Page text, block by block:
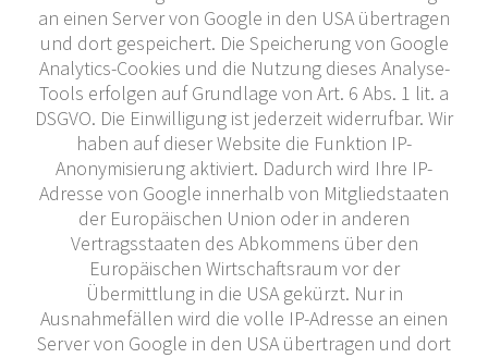
an einen Server von Google in den USA übertragen
und dort gespeichert. Die Speicherung von Google
Analytics-Cookies und die Nutzung dieses Analyse-
Tools erfolgen auf Grundlage von Art. 6 Abs. 1 lit. a
DSGVO. Die Einwilligung ist jederzeit widerrufbar. Wir
haben auf dieser Website die Funktion IP-
Anonymisierung aktiviert. Dadurch wird Ihre IP-
Adresse von Google innerhalb von Mitgliedstaaten
der Europäischen Union oder in anderen
Vertragsstaaten des Abkommens über den
Europäischen Wirtschaftsraum vor der
Übermittlung in die USA gekürzt. Nur in
Ausnahmefällen wird die volle IP-Adresse an einen
Server von Google in den USA übertragen und dort